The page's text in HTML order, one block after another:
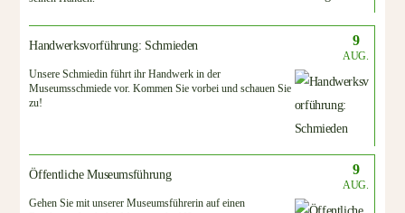
Handwerksvorführung: Schmieden 9
AUG.
Unsere Schmiedin führt ihr Handwerk in der
Museumsschmiede vor. Kommen Sie vorbei und schauen Sie
zu!
Öffentliche Museumsführung 9
AUG.
Gehen Sie mit unserer Museumsführerin auf einen